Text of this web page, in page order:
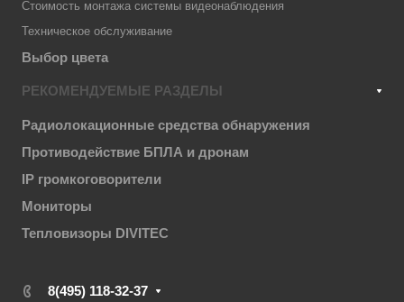
Стоимость монтажа системы видеонаблюдения
Техническое обслуживание
Выбор цвета
РЕКОМЕНДУЕМЫЕ РАЗДЕЛЫ
Радиолокационные средства обнаружения
Противодействие БПЛА и дронам
IP громкоговорители
Мониторы
Тепловизоры DIVITEC
8(495) 118-32-37